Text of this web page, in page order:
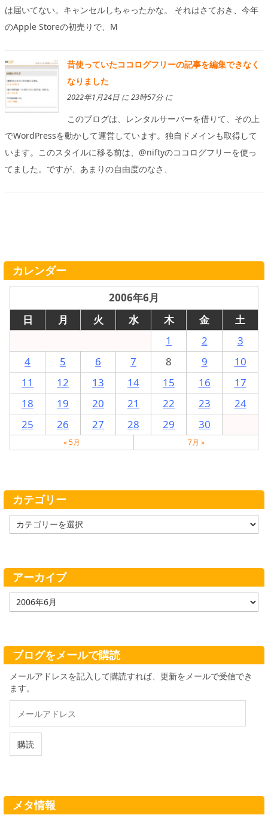
は届いてない。キャンセルしちゃったかな。 それはさておき、今年
のApple Storeの初売りで、M
昔使っていたココログフリーの記事を編集できなく
なりました
2022年1月24日 に 23時57分 に
このブログは、レンタルサーバーを借りて、その上
でWordPressを動かして運営しています。独自ドメインも取得して
います。このスタイルに移る前は、@niftyのココログフリーを使っ
てました。ですが、あまりの自由度のなさ、
カレンダー
2006年6月
日
月 火 水 木 金
土
1
2
3
4
5 6 7 8 9
10
11
12 13 14 15 16
17
18
19 20 21 22 23
24
25
26 27 28 29 30
« 5月 7月 »
カテゴリー
テ
ー
アーカイブ
ア
ー
ブ
ブログをメールで購読
メールアドレスを記入して購読すれば、更新をメールで受信でき
ます。
ル
ド
購読
メタ情報